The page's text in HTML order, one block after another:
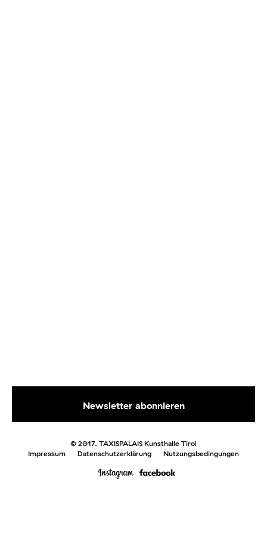
© 2017. TAXISPALAIS Kunsthalle Tirol
Impressum
Datenschutzerklärung Nutzungsbedingungen